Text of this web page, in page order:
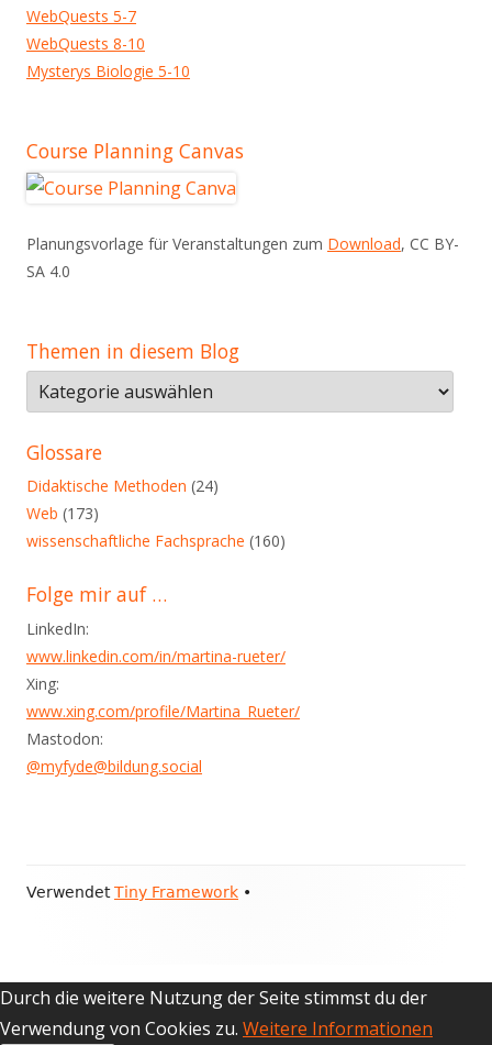
WebQuests 5-7
WebQuests 8-10
Mysterys Biologie 5-10
Course Planning Canvas
Planungsvorlage für Veranstaltungen zum Download, CC BY-
SA 4.0
Themen in diesem Blog
Themen
in
diesem
Blog
Glossare
Didaktische Methoden (24)
Web (173)
wissenschaftliche Fachsprache (160)
Folge mir auf …
LinkedIn:
www.linkedin.com/in/martina-rueter/
Xing:
www.xing.com/profile/Martina_Rueter/
Mastodon:
@myfyde@bildung.social
Footer
VerwendetTiny Framework •
Durch die weitere Nutzung der Seite stimmst du der
Verwendung von Cookies zu. Weitere Informationen